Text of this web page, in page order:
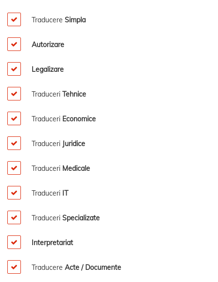
Traducere Simpla
Autorizare
Legalizare
Traduceri Tehnice
Traduceri Economice
Traduceri Juridice
Traduceri Medicale
Traduceri IT
Traduceri Specializate
Interpretariat
Traducere Acte / Documente